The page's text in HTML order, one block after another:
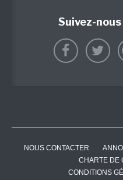
Suivez-
NOUS CONTACTER
CHARTE DE
CONDITIONS